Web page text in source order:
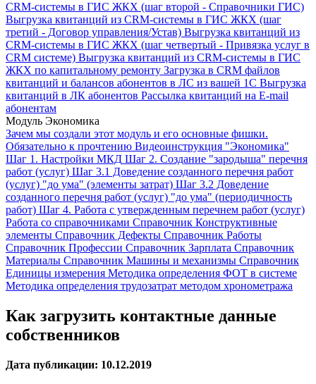
CRM-системы в ГИС ЖКХ (шаг второй - Справочники ГИС)
Выгрузка квитанций из CRM-системы в ГИС ЖКХ (шаг
третий - Договор управления/Устав) Выгрузка квитанций из
CRM-системы в ГИС ЖКХ (шаг четвертый - Привязка услуг в
CRM системе) Выгрузка квитанций из CRM-системы в ГИС
ЖКХ по капитальному ремонту Загрузка в CRM файлов
квитанций и балансов абонентов в ЛС из вашей 1С Выгрузка
квитанций в ЛК абонентов Рассылка квитанций на E-mail
абонентам
Модуль Экономика
Зачем мы создали этот модуль и его основные фишки.
Обязательно к прочтению Видеоинструкция "Экономика"
Шаг 1. Настройки МКД Шаг 2. Создание "зародыша" перечня
работ (услуг) Шаг 3.1 Доведение созданного перечня работ
(услуг) "до ума" (элементы затрат) Шаг 3.2 Доведение
созданного перечня работ (услуг) "до ума" (периодичность
работ) Шаг 4. Работа с утвержденным перечнем работ (услуг)
Работа со справочниками Справочник Конструктивные
элементы Справочник Дефекты Справочник Работы
Справочник Профессии Справочник Зарплата Справочник
Материалы Справочник Машины и механизмы Справочник
Единицы измерения Методика определения ФОТ в системе
Методика определения трудозатрат методом хронометража
Как загрузить контактные данные
собственников
Дата публикации: 10.12.2019